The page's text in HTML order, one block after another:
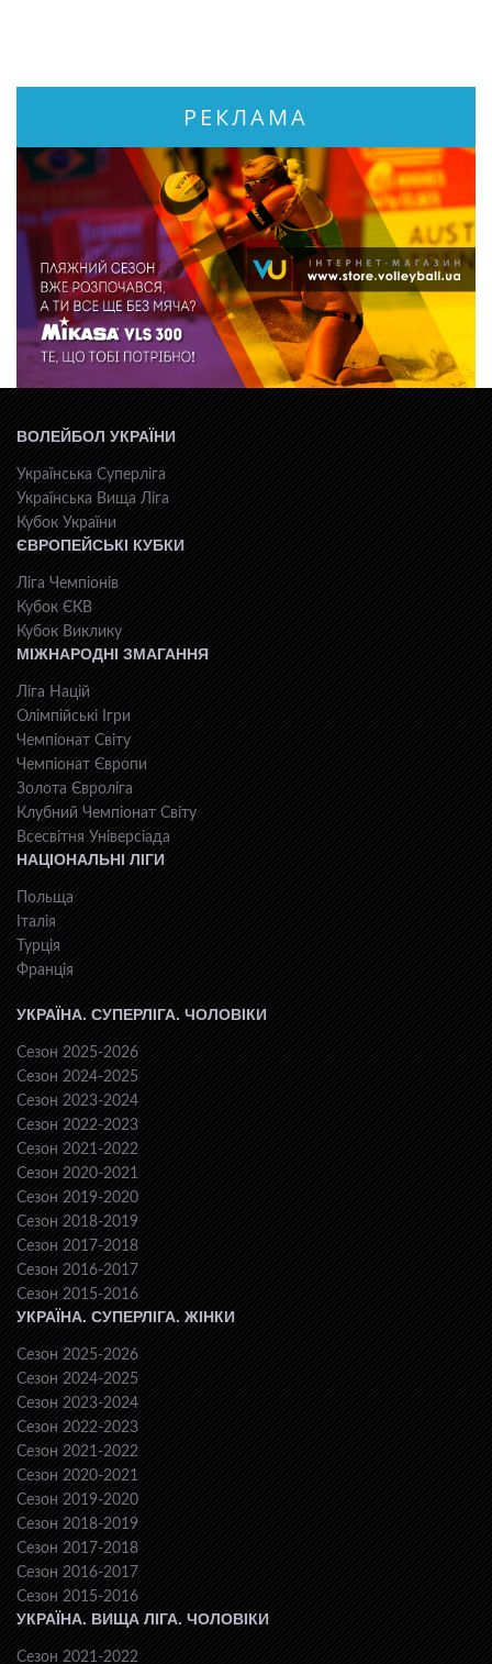
РЕКЛАМА
ВОЛЕЙБОЛ УКРАЇНИ
Українська Суперліга
Українська Вища Ліга
Кубок України
ЄВРОПЕЙСЬКІ КУБКИ
Ліга Чемпіонів
Кубок ЄКВ
Кубок Виклику
МІЖНАРОДНІ ЗМАГАННЯ
Ліга Націй
Олімпійські Ігри
Чемпіонат Світу
Чемпіонат Європи
Золота Євроліга
Клубний Чемпіонат Світу
Всесвiтня Унiверсiaда
НАЦІОНАЛЬНІ ЛІГИ
Польща
Італія
Турція
Франція
УКРАЇНА. СУПЕРЛІГА. ЧОЛОВІКИ
Сезон 2025-2026
Сезон 2024-2025
Сезон 2023-2024
Сезон 2022-2023
Сезон 2021-2022
Сезон 2020-2021
Сезон 2019-2020
Сезон 2018-2019
Сезон 2017-2018
Сезон 2016-2017
Сезон 2015-2016
УКРАЇНА. СУПЕРЛІГА. ЖІНКИ
Сезон 2025-2026
Сезон 2024-2025
Сезон 2023-2024
Сезон 2022-2023
Сезон 2021-2022
Сезон 2020-2021
Сезон 2019-2020
Сезон 2018-2019
Сезон 2017-2018
Сезон 2016-2017
Сезон 2015-2016
УКРАЇНА. ВИЩА ЛІГА. ЧОЛОВІКИ
Сезон 2021-2022